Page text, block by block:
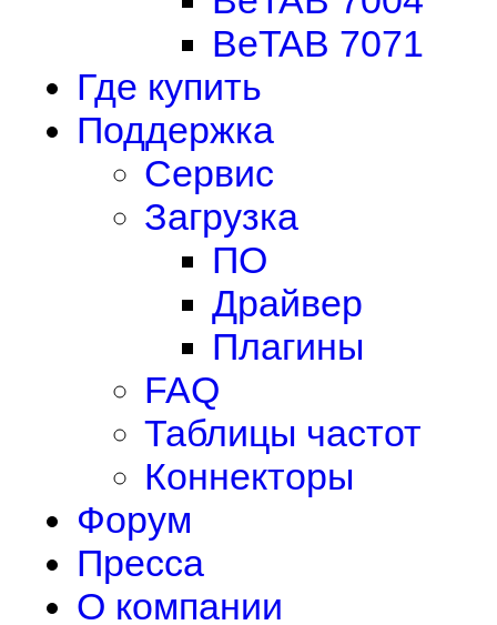
BeTAB 7071
Где купить
Поддержка
Сервис
Загрузка
ПО
Драйвер
Плагины
FAQ
Таблицы частот
Коннекторы
Форум
Пресса
О компании